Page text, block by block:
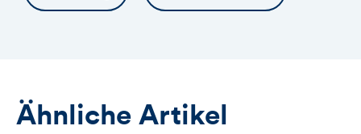
Ähnliche Artikel